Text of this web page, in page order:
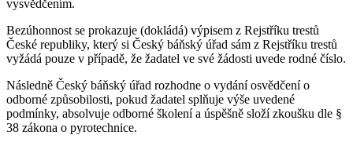
vysvědčením.
Bezúhonnost se prokazuje (dokládá) výpisem z Rejstříku trestů
České republiky, který si Český báňský úřad sám z Rejstříku trestů
vyžádá pouze v případě, že žadatel ve své žádosti uvede rodné číslo.
Následně Český báňský úřad rozhodne o vydání osvědčení o
odborné způsobilosti, pokud žadatel splňuje výše uvedené
podmínky, absolvuje odborné školení a úspěšně složí zkoušku dle §
38 zákona o pyrotechnice.